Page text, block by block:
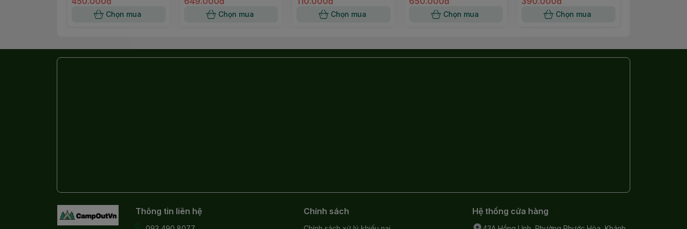
Chọn mua Chọn mua Chọn mua Chọn mua Chọn mua
Thông tin liên hệ Chính sách Hệ thống cửa hàng